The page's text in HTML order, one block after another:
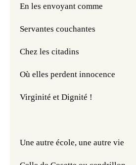
En les envoyant comme
Servantes couchantes
Chez les citadins
Où elles perdent innocence
Virginité et Dignité !
Une autre école, une autre vie